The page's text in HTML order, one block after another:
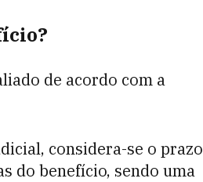
de acordo com a
considera-se o prazo
do benefício, sendo uma